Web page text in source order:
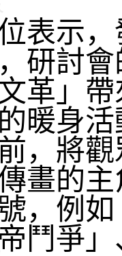
示，
研討
革」
暖身
，將
畫的
，例
鬥爭